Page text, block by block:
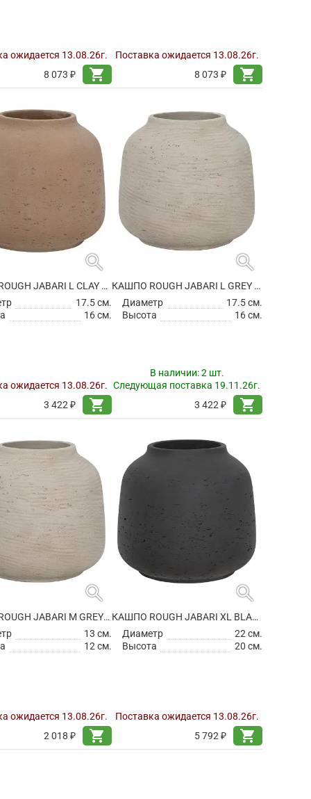
ожидается 13.08.26г.
8 073 ₽
shopping_cart
Поставка ожидается 13.08.26г.
8 073 ₽
shopping_cart
search
КАШПО ROUGH JABARI L CLAY WASHED
17.5 см.
16 см.
ожидается 13.08.26г.
3 422 ₽
shopping_cart
search
КАШПО ROUGH JABARI L GREY WASHED
Диаметр
17.5 см.
Высота
16 см.
В наличии:2 шт.
Следующая поставка 19.11.26г.
3 422 ₽
shopping_cart
search
КАШПО ROUGH JABARI M GREY WASHED
13 см.
12 см.
ожидается 13.08.26г.
2 018 ₽
shopping_cart
search
КАШПО ROUGH JABARI XL BLACK WASHED
Диаметр
22 см.
Высота
20 см.
Поставка ожидается 13.08.26г.
5 792 ₽
shopping_cart